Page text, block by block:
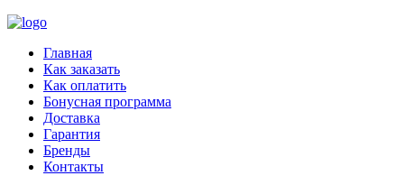
Главная
Как заказать
Как оплатить
Бонусная программа
Доставка
Гарантия
Бренды
Контакты